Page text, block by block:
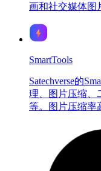
画和社交媒体图
SmartTools
Satechverse的
理、图片压缩、
等。图片压缩率